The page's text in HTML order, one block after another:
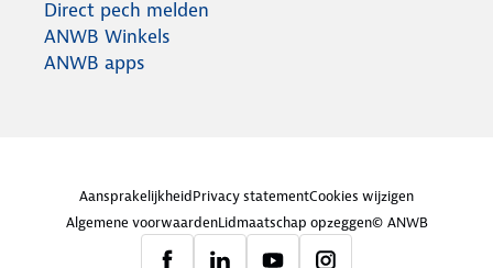
Direct pech melden
ANWB Winkels
ANWB apps
AansprakelijkheidPrivacy statementCookies wijzigen
Algemene voorwaardenLidmaatschap opzeggen© ANWB